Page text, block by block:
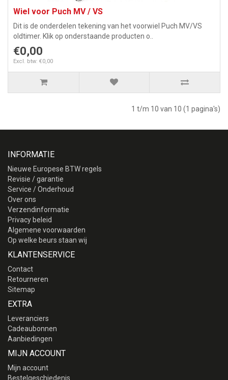
Wiel voor Puch MV / VS
Dit is de onderdelen tekening van het voorwiel Puch MV/VS
oldtimer. Klik op onderstaande producten o..
€0,00
Excl. btw: €0,00
1 t/m 10 van 10 (1 pagina's)
INFORMATIE
Nieuwe Europese BTW regels
Revisie / garantie
Service / Onderhoud
Over ons
Verzendinformatie
Privacy beleid
Algemene voorwaarden
Op welke beurs staan wij
KLANTENSERVICE
Contact
Retourneren
Sitemap
EXTRA
Leveranciers
Cadeaubonnen
Aanbiedingen
MIJN ACCOUNT
Mijn account
Bestelgeschiedenis